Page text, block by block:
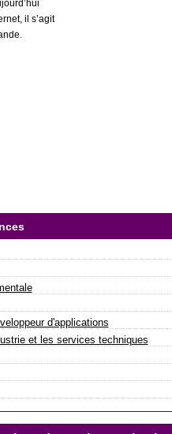
il s’agit
d'applications
et les services techniques